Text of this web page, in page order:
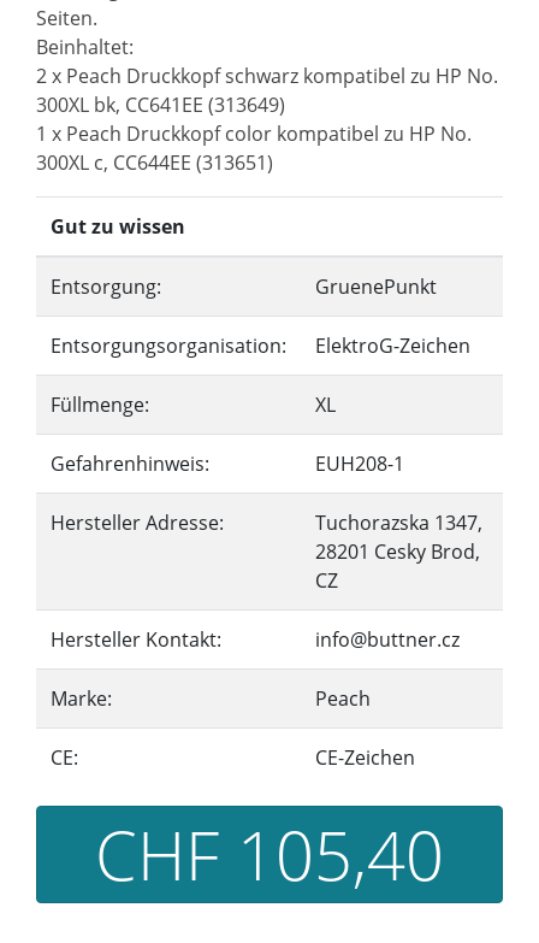
Seiten.
Beinhaltet:
2 x Peach Druckkopf schwarz kompatibel zu HP No.
300XL bk, CC641EE (313649)
1 x Peach Druckkopf color kompatibel zu HP No.
300XL c, CC644EE (313651)
Gut zu wissen
Entsorgung: GruenePunkt
Entsorgungsorganisation: ElektroG-Zeichen
Füllmenge: XL
Gefahrenhinweis: EUH208-1
Hersteller Adresse:
Tuchorazska 1347,
28201 Cesky Brod,
CZ
Hersteller Kontakt: info@buttner.cz
Marke: Peach
CE: CE-Zeichen
CHF 105,40